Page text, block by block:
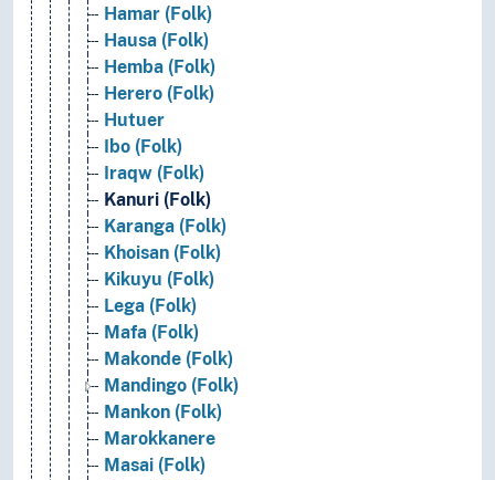
Hamar (Folk)
Hausa (Folk)
Hemba (Folk)
Herero (Folk)
Hutuer
Ibo (Folk)
Iraqw (Folk)
Kanuri (Folk)
Karanga (Folk)
Khoisan (Folk)
Kikuyu (Folk)
Lega (Folk)
Mafa (Folk)
Makonde (Folk)
Mandingo (Folk)
Mankon (Folk)
Marokkanere
Masai (Folk)